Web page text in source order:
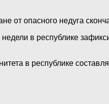
от опасного недуга
в республике
в республике